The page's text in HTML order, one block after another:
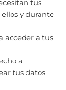
tus
ellos y durante
acceder a tus
a
tus datos